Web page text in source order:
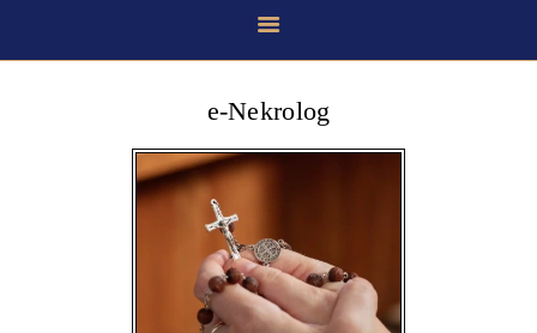
STRONA GŁÓWNA
OFERTA
PORADNIK
POGRZEBOWY
OPINIE
KONTAKT
e-Nekrolog